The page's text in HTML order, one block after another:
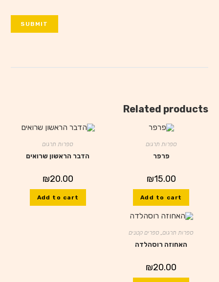
Related products
ספרות תרגום
פרפר
₪15.00
Add to cart
ספרות תרגום
הדבר הראשון שרואים
₪20.00
Add to cart
ספרות תרגום, ספרים קטנים
האחוזה רוסהלדה
₪20.00